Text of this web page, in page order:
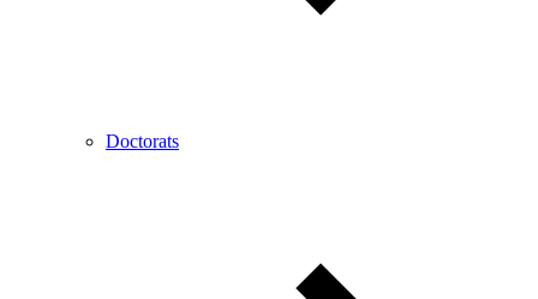
Doctorats